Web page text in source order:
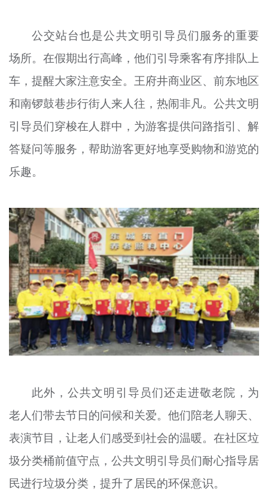
公交站台也是公共文明引导员们服务的重要
场所。在假期出行高峰，他们引导乘客有序排队上
车，提醒大家注意安全。王府井商业区、前东地区
和南锣鼓巷步行街人来人往，热闹非凡。公共文明
引导员们穿梭在人群中，为游客提供问路指引、解
答疑问等服务，帮助游客更好地享受购物和游览的
乐趣。
此外，公共文明引导员们还走进敬老院，为
老人们带去节日的问候和关爱。他们陪老人聊天、
表演节目，让老人们感受到社会的温暖。在社区垃
圾分类桶前值守点，公共文明引导员们耐心指导居
民进行垃圾分类，提升了居民的环保意识。